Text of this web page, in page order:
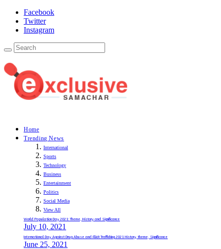
Facebook
Twitter
Instagram
Home
Trending News
International
Sports
Technology
Business
Entertainment
Politics
Social Media
View All
World Population Day 2021: Theme, History and Significance
July 10, 2021
International Day Against Drug Abuse and Illicit Trafficking 2021 History, theme, Significance
June 25, 2021